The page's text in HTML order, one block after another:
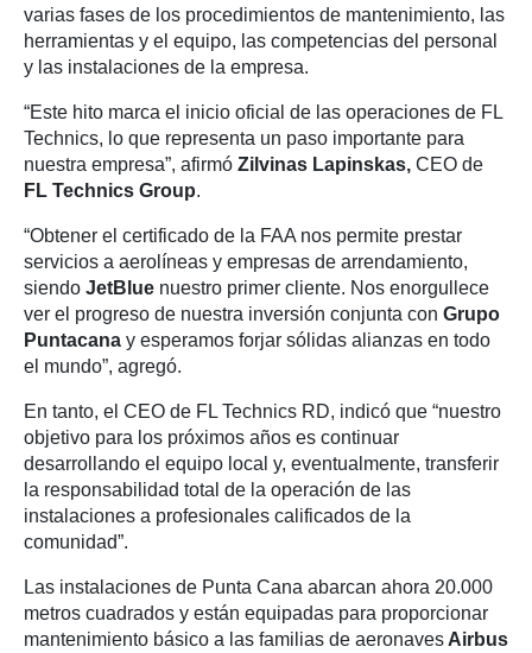
varias fases de los procedimientos de mantenimiento, las
herramientas y el equipo, las competencias del personal
y las instalaciones de la empresa.
“Este hito marca el inicio oficial de las operaciones de FL
Technics, lo que representa un paso importante para
nuestra empresa”, afirmó Zilvinas Lapinskas, CEO de
FL Technics Group.
“Obtener el certificado de la FAA nos permite prestar
servicios a aerolíneas y empresas de arrendamiento,
siendo JetBlue nuestro primer cliente. Nos enorgullece
ver el progreso de nuestra inversión conjunta con Grupo
Puntacana y esperamos forjar sólidas alianzas en todo
el mundo”, agregó.
En tanto, el CEO de FL Technics RD, indicó que “nuestro
objetivo para los próximos años es continuar
desarrollando el equipo local y, eventualmente, transferir
la responsabilidad total de la operación de las
instalaciones a profesionales calificados de la
comunidad”.
Las instalaciones de Punta Cana abarcan ahora 20.000
metros cuadrados y están equipadas para proporcionar
mantenimiento básico a las familias de aeronaves Airbus